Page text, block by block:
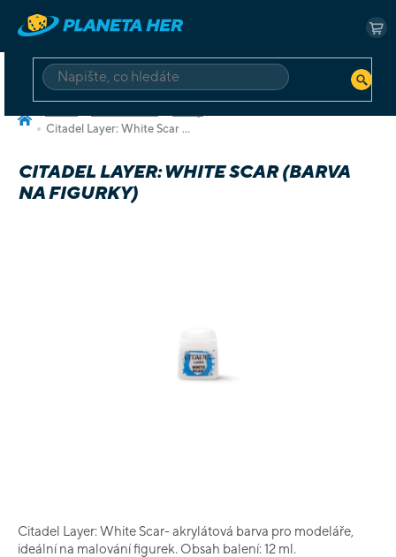
obsah
HLEDAT
Citadel Layer: White Scar (barva na figurky)
CITADEL LAYER: WHITE SCAR (BARVA
NA FIGURKY)
Citadel Layer: White Scar- akrylátová barva pro modeláře,
ideální na malování figurek. Obsah balení: 12 ml.